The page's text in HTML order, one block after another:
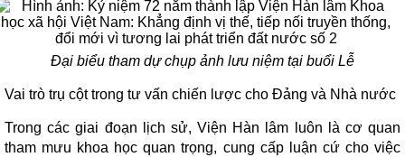
Đại biểu tham dự chụp ảnh lưu niệm tại buổi Lễ
Vai trò trụ cột trong tư vấn chiến lược cho Đảng và Nhà nước
Trong các giai đoạn lịch sử, Viện Hàn lâm luôn là cơ quan
tham mưu khoa học quan trọng, cung cấp luận cứ cho việc